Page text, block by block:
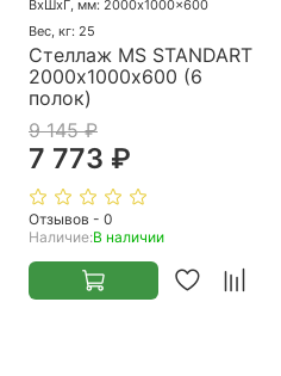
ВхШхГ, мм: 2000x1000x600
Вес, кг: 25
Стеллаж MS STANDART
2000х1000х600 (6
полок)
9 145 ₽
7 773 ₽
Отзывов - 0
Наличие:В наличии